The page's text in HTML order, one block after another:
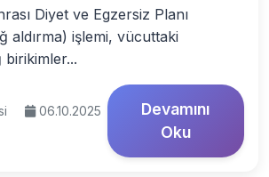
Diyet ve Egzersiz Planı
aldırma) işlemi, vücuttaki
06.10.2025
Devamını
Oku